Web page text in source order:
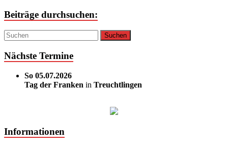
Beiträge durchsuchen:
Nächste Termine
So 05.07.2026
Tag der Franken in Treuchtlingen
Informationen